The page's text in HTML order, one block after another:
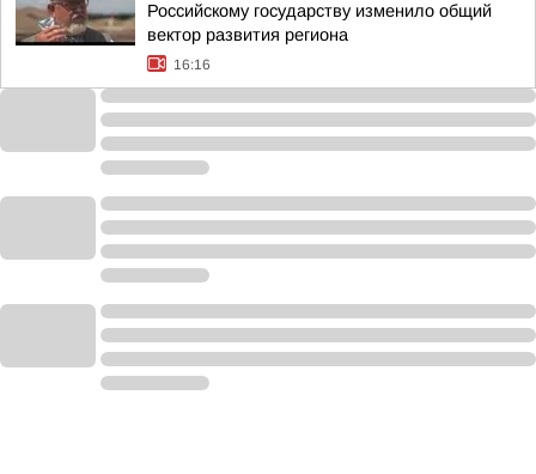
Российскому государству изменило общий
вектор развития региона
16:16